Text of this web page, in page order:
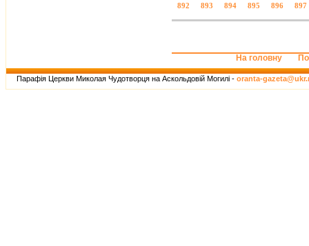
892 893 894 895 896 897
На головну
Парафія Церкви Миколая Чудотворця на Аскольдовій Могилі - oranta-